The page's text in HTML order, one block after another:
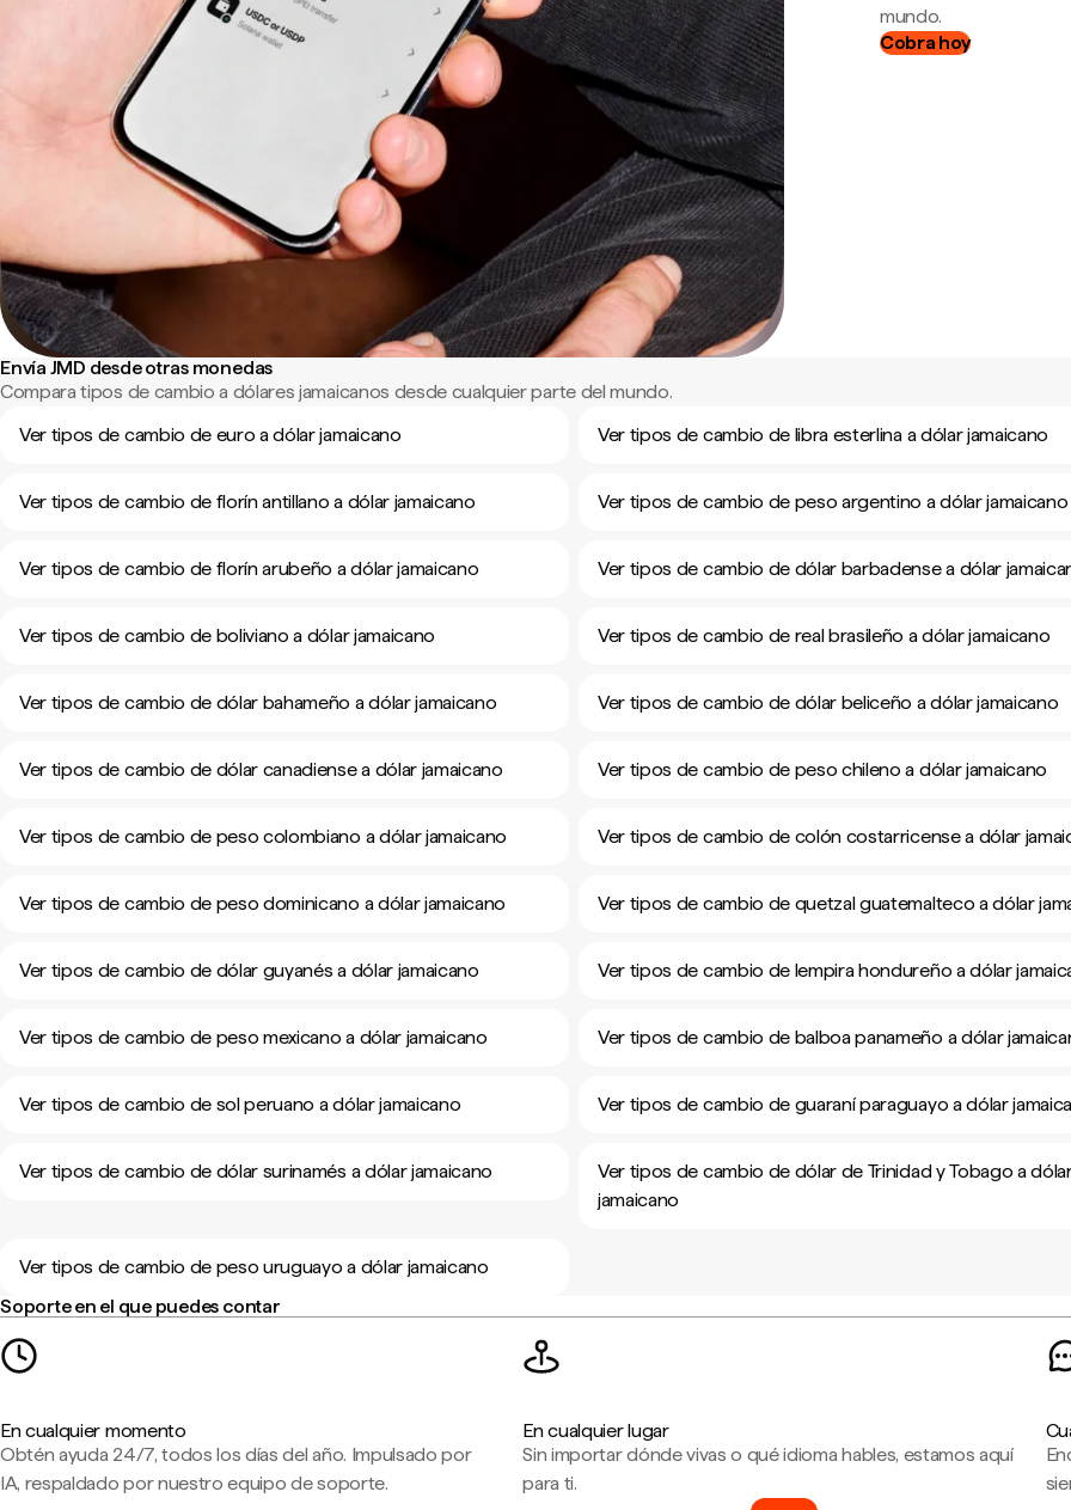
mundo.
Cobra hoy
Envía JMD desde otras monedas
Compara tipos de cambio a dólares jamaicanos desde cualquier parte del mundo.
Ver tipos de cambio de euro a dólar jamaicano
Ver tipos de cambio de libra esterlina a dólar jamaicano
Ver tipos de cambio de florín antillano a dólar jamaicano Ver tipos de cambio de peso argentino a dólar jamaicano
Ver tipos de cambio de florín arubeño a dólar jamaicano Ver tipos de cambio de dólar barbadense a dólar
Ver tipos de cambio de boliviano a dólar jamaicano Ver tipos de cambio de real brasileño a dólar jamaicano
Ver tipos de cambio de dólar bahameño a dólar jamaicano Ver tipos de cambio de dólar beliceño a dólar jamaicano
Ver tipos de cambio de dólar canadiense a dólar jamaicano Ver tipos de cambio de peso chileno a dólar jamaicano
Ver tipos de cambio de peso colombiano a dólar jamaicano Ver tipos de cambio de colón costarricense a dólar
Ver tipos de cambio de peso dominicano a dólar jamaicano Ver tipos de cambio de quetzal guatemalteco a dólar
Ver tipos de cambio de dólar guyanés a dólar jamaicano Ver tipos de cambio de lempira hondureño a dólar
Ver tipos de cambio de peso mexicano a dólar jamaicano Ver tipos de cambio de balboa panameño a dólar
Ver tipos de cambio de sol peruano a dólar jamaicano Ver tipos de cambio de guaraní paraguayo a dólar
Ver tipos de cambio de dólar surinamés a dólar jamaicano
Ver tipos de cambio de dólar de Trinidad y Tobago a
jamaicano
Ver tipos de cambio de peso uruguayo a dólar jamaicano
Soporte en el que puedes contar
En cualquier momento
Obtén ayuda 24/7, todos los días del año. Impulsado por
IA, respaldado por nuestro equipo de soporte.
En cualquier lugar
Sin importar dónde vivas o qué idioma hables, estamos aquí
para ti.